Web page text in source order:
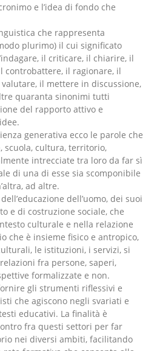
e l’idea di fondo che
che rappresenta
plurimo) il cui significato
il criticare, il chiarire, il
controbattere, il ragionare, il
il mettere in discussione,
quaranta sinonimi tutti
del rapporto attivo e
generativa ecco le parole che
scuola, cultura, territorio,
intrecciate tra loro da far sì
di una di esse sia scomponibile
ad altre.
dell’uomo, dei suoi
e di costruzione sociale, che
culturale e nella relazione
che è insieme fisico e antropico,
le istituzioni, i servizi, si
fra persone, saperi,
formalizzate e non.
gli strumenti riflessivi e
che agiscono negli svariati e
educativi. La finalità è
fra questi settori per far
nei diversi ambiti, facilitando